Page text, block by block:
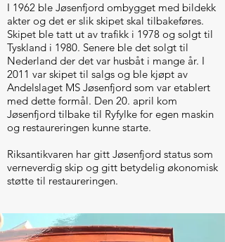
I 1962 ble Jøsenfjord ombygget med bildekk
akter og det er slik skipet skal tilbakeføres.
Skipet ble tatt ut av trafikk i 1978 og solgt til
Tyskland i 1980. Senere ble det solgt til
Nederland der det var husbåt i mange år. I
2011 var skipet til salgs og ble kjøpt av
Andelslaget MS Jøsenfjord som var etablert
med dette formål. Den 20. april kom
Jøsenfjord tilbake til Ryfylke for egen maskin
og restaureringen kunne starte.
Riksantikvaren har gitt Jøsenfjord status som
verneverdig skip og gitt betydelig økonomisk
støtte til restaureringen.